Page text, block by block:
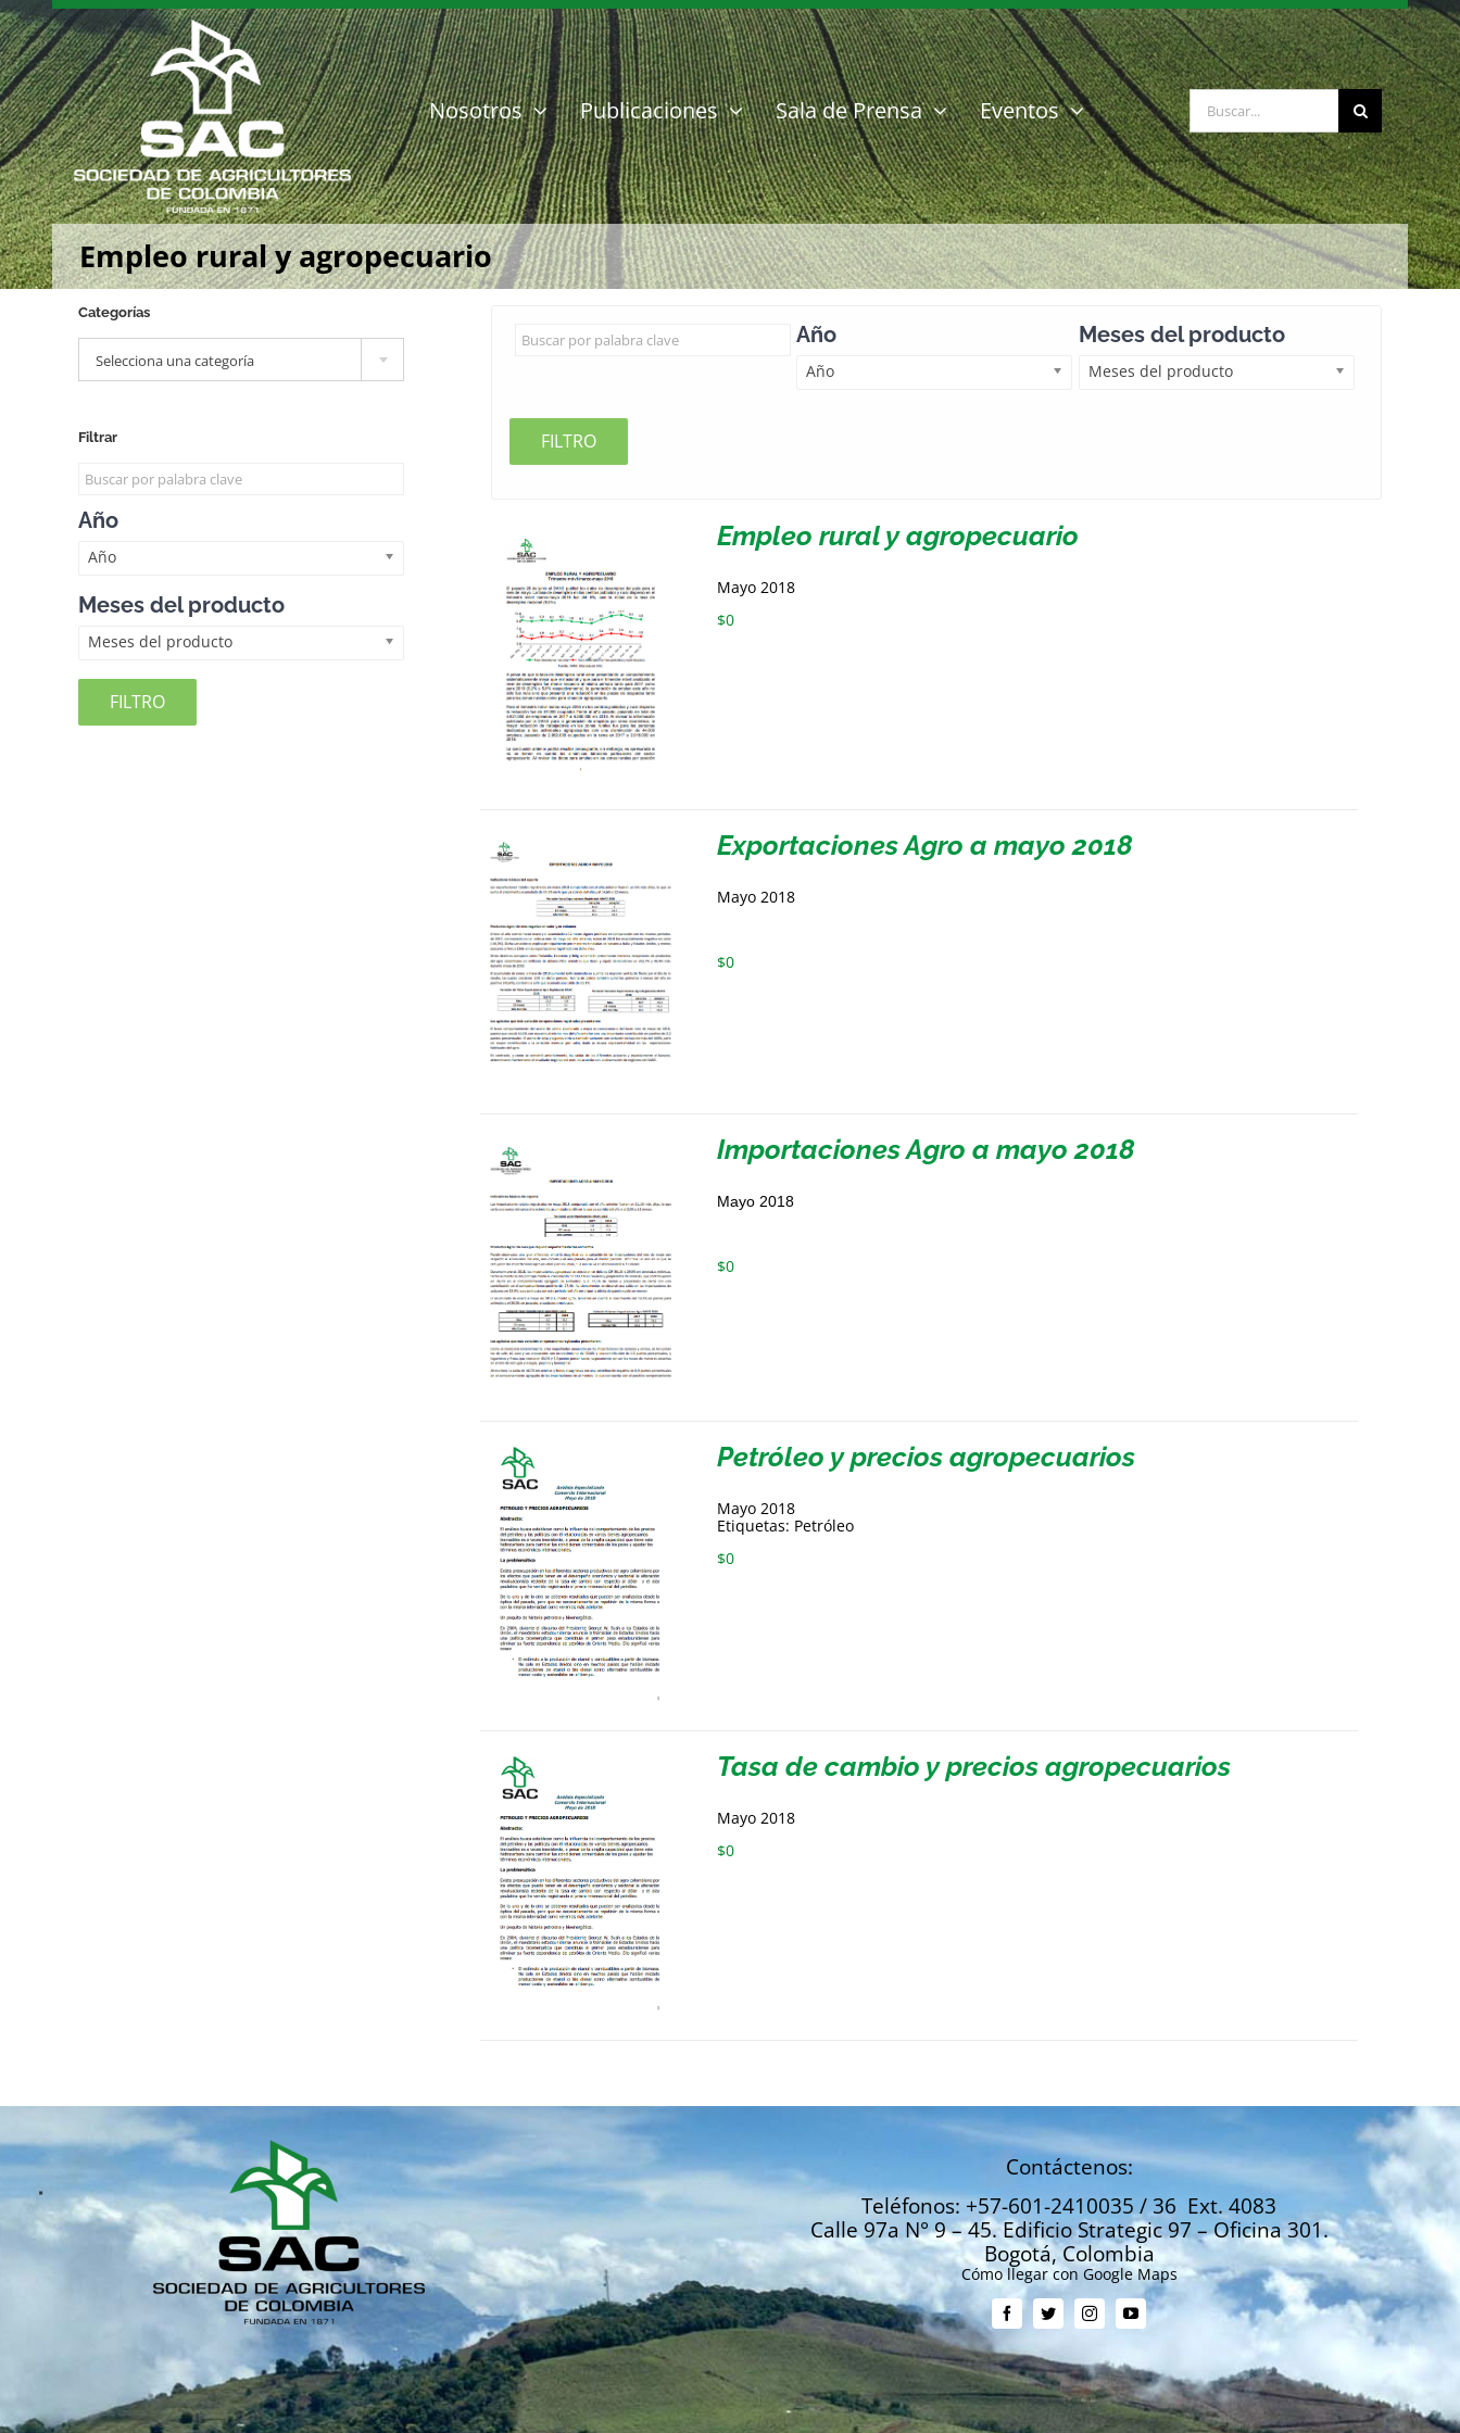
Saltar
al
contenido
Nosotros Publicaciones Sala de Prensa Eventos Buscar:
Empleo rural y agropecuario
Año
Año
Meses del producto
Meses del producto
FILTRO
Empleo rural y agropecuario
Mayo 2018
$0
Exportaciones Agro a mayo 2018
Mayo 2018
$0
Importaciones Agro a mayo 2018
Mayo 2018
$0
Petróleo y precios agropecuarios
Mayo 2018
Etiquetas: Petróleo
$0
Tasa de cambio y precios agropecuarios
Mayo 2018
$0
Categorías
Selecciona una categoría
Filtrar
Año
Año
Meses del producto
Meses del producto
FILTRO
Contáctenos:
Teléfonos: +57-601-2410035 / 36 Ext. 4083
Calle 97a N° 9 – 45. Edificio Strategic 97 – Oficina 301.
Bogotá, Colombia
Cómo llegar con Google Maps